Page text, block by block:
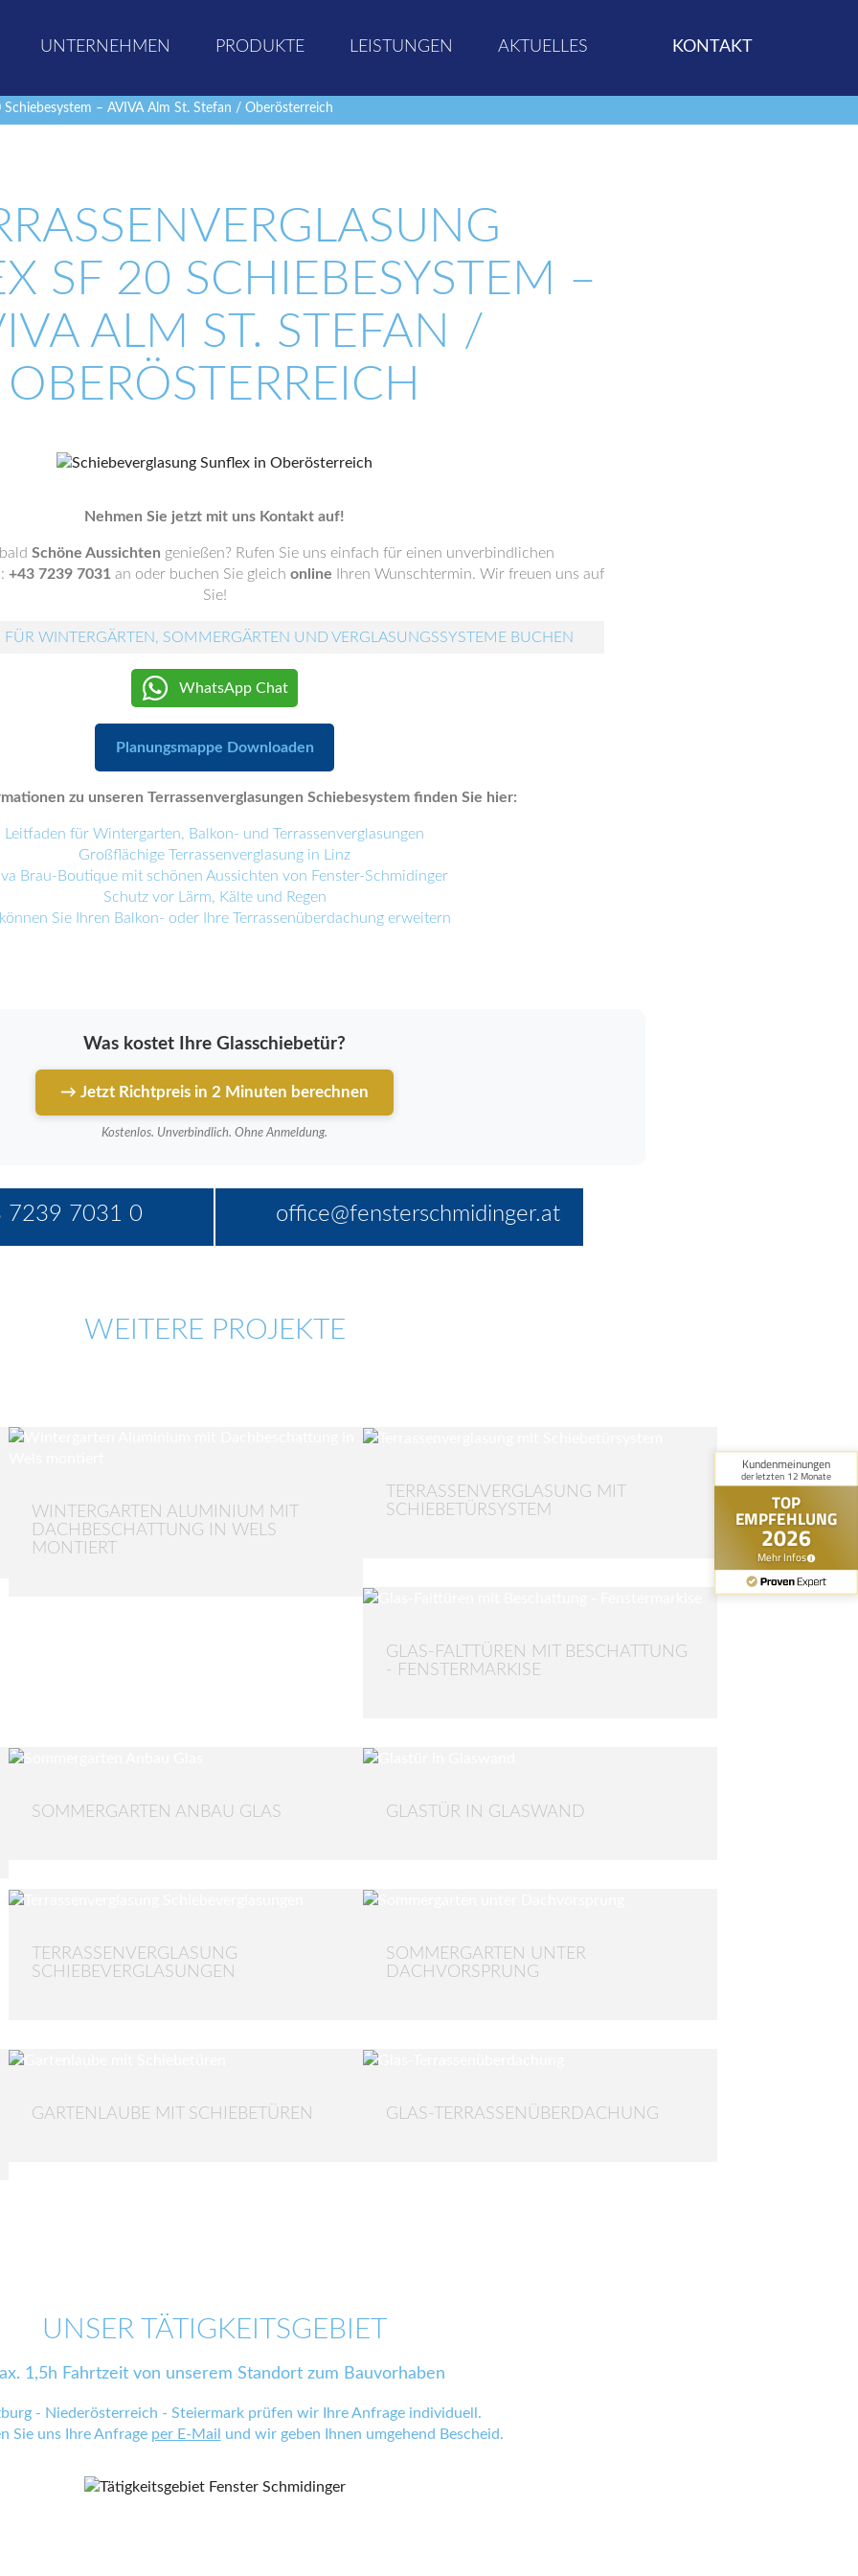
UNTERNEHMEN PRODUKTE LEISTUNGEN AKTUELLES KONTAKT
Schiebesystem – AVIVA Alm St. Stefan / Oberösterreich
SF 20 SCHIEBESYSTEM –
ALM ST. STEFAN /
OBERÖSTERREICH
Nehmen Sie jetzt mit uns Kontakt auf!
Schöne Aussichten genießen? Rufen Sie uns einfach für einen unverbindlichen
+43 7239 7031 an oder buchen Sie gleich online Ihren Wunschtermin. Wir freuen uns auf
Sie!
FÜR WINTERGÄRTEN, SOMMERGÄRTEN UND VERGLASUNGSSYSTEME BUCHEN
WhatsApp Chat
Planungsmappe Downloaden
zu unseren Terrassenverglasungen Schiebesystem finden Sie hier:
Leitfaden für Wintergarten, Balkon- und Terrassenverglasungen
Großflächige Terrassenverglasung in Linz
Brau-Boutique mit schönen Aussichten von Fenster-Schmidinger
Schutz vor Lärm, Kälte und Regen
Sie Ihren Balkon- oder Ihre Terrassenüberdachung erweitern
Was kostet Ihre Glasschiebetür?
→ Jetzt Richtpreis in 2 Minuten berechnen
Kostenlos. Unverbindlich. Ohne Anmeldung.
7239 7031 0 office@fensterschmidinger.at
WEITERE PROJEKTE
WINTERGARTEN ALUMINIUM MIT
DACHBESCHATTUNG IN WELS
MONTIERT
TERRASSENVERGLASUNG MIT
SCHIEBETÜRSYSTEM
GLAS-FALTTÜREN MIT BESCHATTUNG
- FENSTERMARKISE
SOMMERGARTEN ANBAU GLAS GLASTÜR IN GLASWAND
TERRASSENVERGLASUNG
SCHIEBEVERGLASUNGEN
SOMMERGARTEN UNTER
DACHVORSPRUNG
GARTENLAUBE MIT SCHIEBETÜREN GLAS-TERRASSENÜBERDACHUNG
UNSER TÄTIGKEITSGEBIET
1,5h Fahrtzeit von unserem Standort zum Bauvorhaben
- Niederösterreich - Steiermark prüfen wir Ihre Anfrage individuell.
Sie uns Ihre Anfrage per E-Mail und wir geben Ihnen umgehend Bescheid.